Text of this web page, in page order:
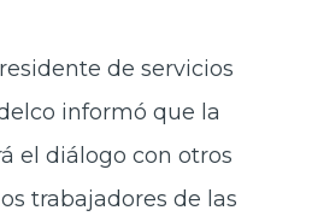
de servicios
informó que la
el diálogo con otros
trabajadores de las